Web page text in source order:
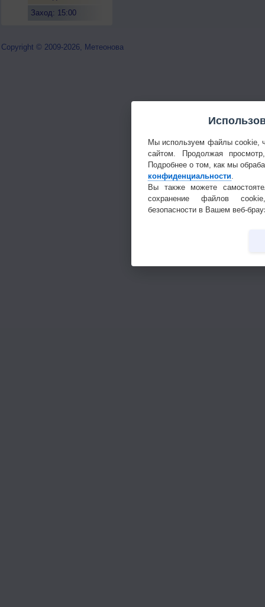
Заход: 15:00
Copyright © 2009-2026, Метеонова
Мы используем файлы cookie,
сайтом. Продолжая
Подробнее о том, как мы
конфиденциальности
Вы также можете
сохранение файлов
безопасности в Вашем веб-